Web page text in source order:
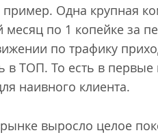
Одна крупная
по 1 копейке за
по трафику
в ТОП. То есть в
наивного клиента.
рынке выросло целое